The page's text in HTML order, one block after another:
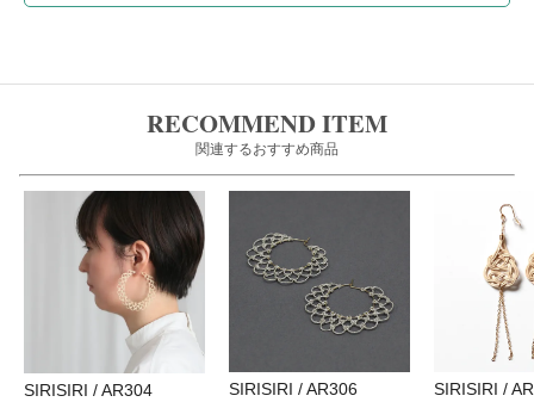
RECOMMEND ITEM
関連するおすすめ商品
SIRISIRI / AR304
SIRISIRI / AR306
SIRISIRI /